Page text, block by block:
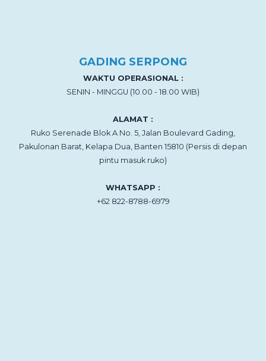
GADING SERPONG
WAKTU OPERASIONAL :
SENIN - MINGGU (10.00 - 18.00 WIB)
ALAMAT :
Ruko Serenade Blok A No. 5, Jalan Boulevard Gading,
Pakulonan Barat, Kelapa Dua, Banten 15810 (Persis di depan
pintu masuk ruko)
WHATSAPP :
+62 822-8788-6979